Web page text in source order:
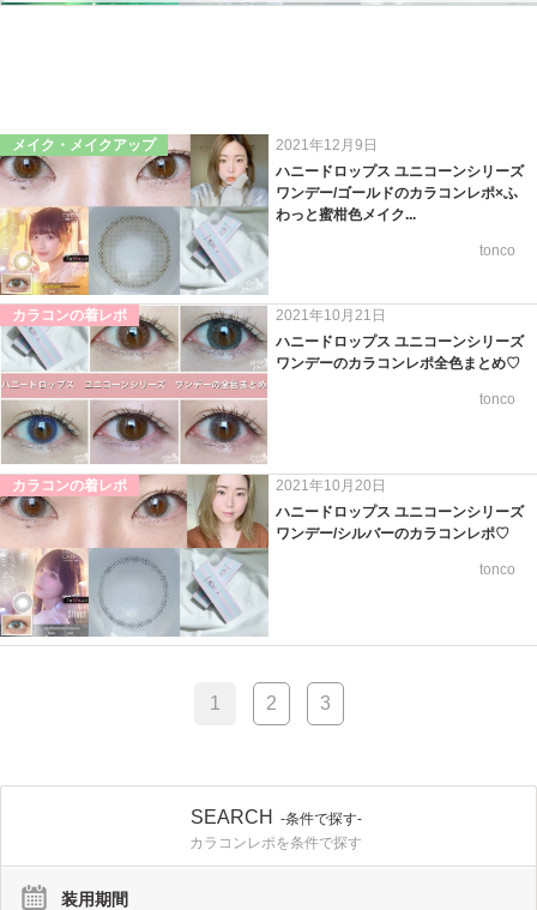
メイク・メイクアップ
2021年12月9日
ハニードロップス ユニコーンシリーズ
ワンデー/ゴールドのカラコンレポ×ふ
わっと蜜柑色メイク...
tonco
カラコンの着レポ
2021年10月21日
ハニードロップス ユニコーンシリーズ
ワンデーのカラコンレポ全色まとめ♡
tonco
カラコンの着レポ
2021年10月20日
ハニードロップス ユニコーンシリーズ
ワンデー/シルバーのカラコンレポ♡
tonco
1 2 3
SEARCH
-条件で探す-
カラコンレポを条件で探す
装用期間